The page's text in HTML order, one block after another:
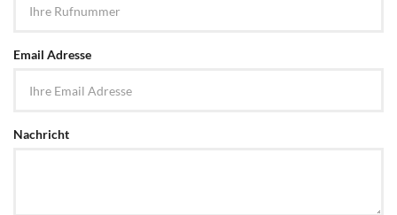
Email Adresse
Nachricht